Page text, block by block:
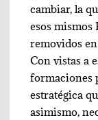
cambiar, la
esos mismos
removidos
Con vistas a
formaciones
estratégica
asimismo,